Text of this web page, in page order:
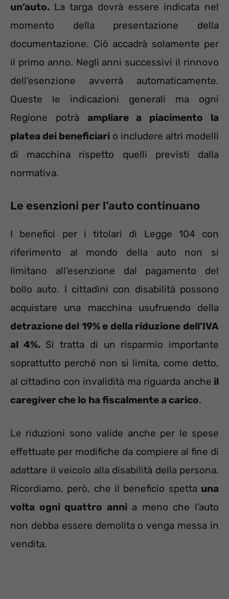
un’auto. La targa dovrà essere indicata nel
momento della presentazione della
documentazione. Ciò accadrà solamente per
il primo anno. Negli anni successivi il rinnovo
dell’esenzione avverrà automaticamente.
Queste le indicazioni generali ma ogni
Regione potrà ampliare a piacimento la
platea dei beneficiari o includere altri modelli
di macchina rispetto quelli previsti dalla
normativa.
Le esenzioni per l’auto continuano
I benefici per i titolari di Legge 104 con
riferimento al mondo della auto non si
limitano all’esenzione dal pagamento del
bollo auto. I cittadini con disabilità possono
acquistare una macchina usufruendo della
detrazione del 19% e della riduzione dell’IVA
al 4%.Si tratta di un risparmio importante
soprattutto perché non si limita, come detto,
al cittadino con invalidità ma riguarda anche il
caregiver che lo ha fiscalmente a carico.
Le riduzioni sono valide anche per le spese
effettuate per modifiche da compiere al fine di
adattare il veicolo alla disabilità della persona.
Ricordiamo, però, che il beneficio spetta una
volta ogni quattro annia meno che l’auto
non debba essere demolita o venga messa in
vendita.